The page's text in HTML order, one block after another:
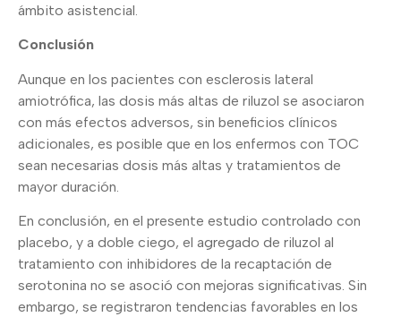
ámbito asistencial.
Conclusión
Aunque en los pacientes con esclerosis lateral
amiotrófica, las dosis más altas de riluzol se asociaron
con más efectos adversos, sin beneficios clínicos
adicionales, es posible que en los enfermos con TOC
sean necesarias dosis más altas y tratamientos de
mayor duración.
En conclusión, en el presente estudio controlado con
placebo, y a doble ciego, el agregado de riluzol al
tratamiento con inhibidores de la recaptación de
serotonina no se asoció con mejoras significativas. Sin
embargo, se registraron tendencias favorables en los